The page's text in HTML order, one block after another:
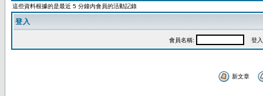
這些資料根據的是最近 5 分鐘內會員的活動記錄
登入
會員名稱: 登入
新文章